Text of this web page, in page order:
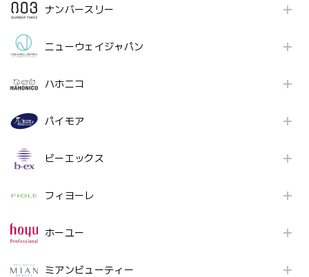
ナンバースリー
ニューウェイジャパン
ハホニコ
パイモア
ビーエックス
フィヨーレ
ホーユー
ミアンビューティー